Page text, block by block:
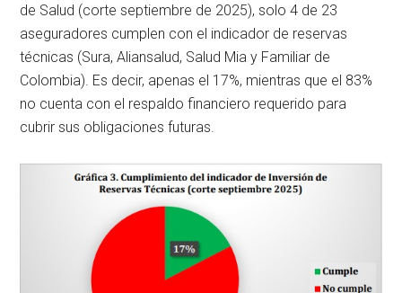
de Salud (corte septiembre de 2025), solo 4 de 23
aseguradores cumplen con el indicador de reservas
técnicas (Sura, Aliansalud, Salud Mia y Familiar de
Colombia). Es decir, apenas el 17%, mientras que el 83%
no cuenta con el respaldo financiero requerido para
cubrir sus obligaciones futuras.